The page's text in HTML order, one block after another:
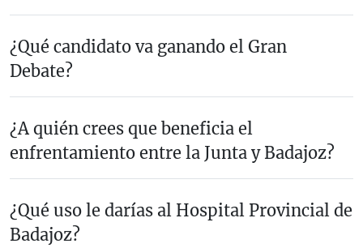
¿Qué candidato va ganando el Gran
Debate?
¿A quién crees que beneficia el
enfrentamiento entre la Junta y Badajoz?
¿Qué uso le darías al Hospital Provincial de
Badajoz?